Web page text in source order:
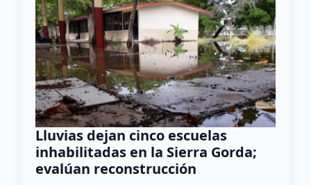
Lluvias dejan cinco escuelas
inhabilitadas en la Sierra Gorda;
evalúan reconstrucción